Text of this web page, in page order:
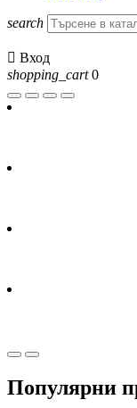
search
 Вход
shopping_cart 0
Популярни